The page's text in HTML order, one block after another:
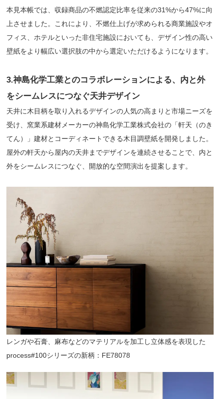
本見本帳では、収録商品の不燃認定比率を従来の31%から47%に向
上させました。これにより、不燃仕上げが求められる商業施設やオ
フィス、ホテルといった非住宅施設においても、デザイン性の高い
壁紙をより幅広い選択肢の中から選定いただけるようになります。
3.神島化学工業とのコラボレーションによる、内と外
をシームレスにつなぐ天井デザイン
天井に木目柄を取り入れるデザインの人気の高まりと市場ニーズを
受け、窯業系建材メーカーの神島化学工業株式会社の「軒天（のき
てん）」建材とコーディネートできる木目調壁紙を開発しました。
屋外の軒天から屋内の天井までデザインを連続させることで、内と
外をシームレスにつなぐ、開放的な空間演出を提案します。
レンガや石膏、麻布などのマテリアルを加工し立体感を表現した
process#100シリーズの新柄：FE78078